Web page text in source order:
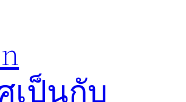
เป็นกับ